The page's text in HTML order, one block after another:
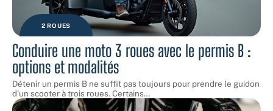
2 ROUES
Conduire une moto 3 roues avec le permis B :
options et modalités
Détenir un permis B ne suffit pas toujours pour prendre le guidon
d'un scooter à trois roues. Certains…